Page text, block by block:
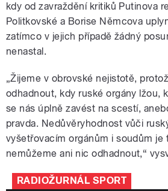
kdy od zavraždění kritiků Putinova
Politkovské a Borise Němcova
zatímco v jejich případě žádný
nenastal.
„Žijeme v obrovské nejistotě,
odhadnout, kdy ruské orgány lžou,
se nás úplně zavést na scestí,
pravda. Nedůvěryhodnost vůči
vyšetřovacím orgánům i soudům je
nemůžeme ani nic odhadnout,“
RADIOŽURNÁL SPORT